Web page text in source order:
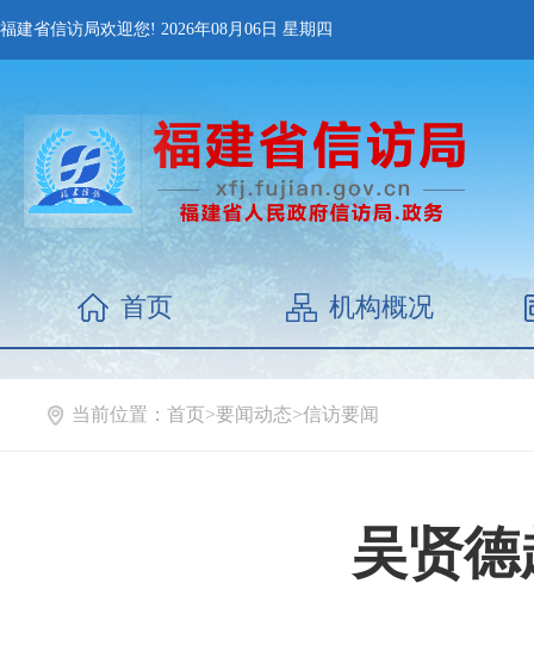
福建省信访局欢迎您! 2026年08月06日 星期四
首页 机构概况
当前位置： 首页>要闻动态>信访要闻
吴贤